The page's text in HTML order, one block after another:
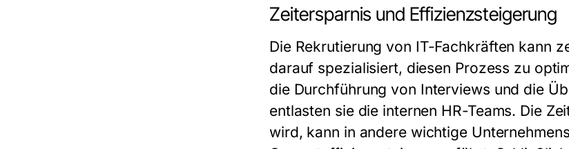
Zeitersparnis und Effizienzsteigerung
Die Rekrutierung von IT-Fachkräften kann
darauf spezialisiert, diesen Prozess zu
die Durchführung von Interviews und die
entlasten sie die internen HR-Teams. Die
wird, kann in andere wichtige